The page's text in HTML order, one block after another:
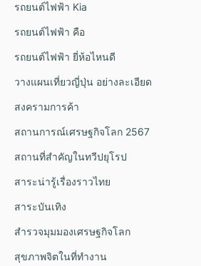
รถยนต์ไฟฟ้า Kia
รถยนต์ไฟฟ้า คือ
รถยนต์ไฟฟ้า ยี่ห้อไหนดี
วางแผนเที่ยวญี่ปุ่น อย่างละเอียด
สงครามการค้า
สถานการณ์เศรษฐกิจโลก 2567
สถานที่สำคัญในทวีปยุโรป
สาระน่ารู้เรื่องราวไทย
สาระบันเทิง
สำรวจมุมมองเศรษฐกิจโลก
สุขภาพจิตในที่ทำงาน